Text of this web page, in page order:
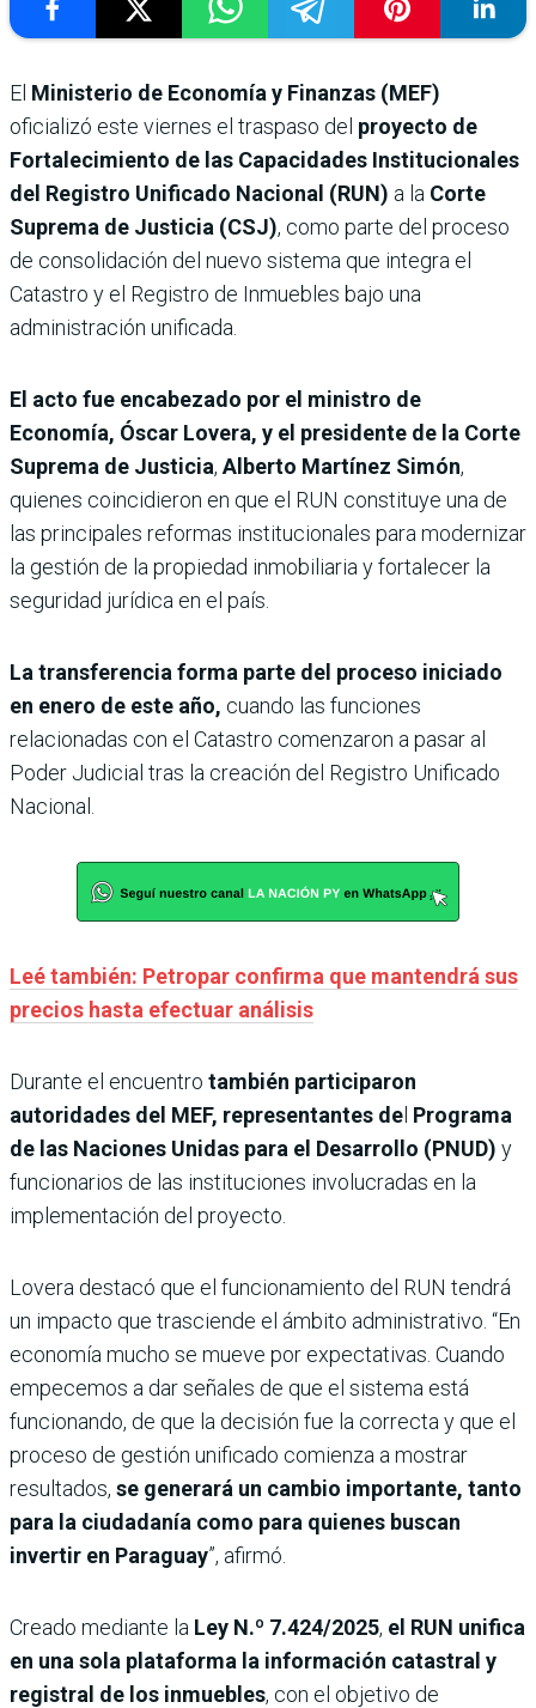
El Ministerio de Economía y Finanzas (MEF)
oficializó este viernes el traspaso del proyecto de
Fortalecimiento de las Capacidades Institucionales
del Registro Unificado Nacional (RUN) a la Corte
Suprema de Justicia (CSJ), como parte del proceso
de consolidación del nuevo sistema que integra el
Catastro y el Registro de Inmuebles bajo una
administración unificada.
El acto fue encabezado por el ministro de
Economía, Óscar Lovera, y el presidente de la Corte
Suprema de Justicia, Alberto Martínez Simón,
quienes coincidieron en que el RUN constituye una de
las principales reformas institucionales para modernizar
la gestión de la propiedad inmobiliaria y fortalecer la
seguridad jurídica en el país.
La transferencia forma parte del proceso iniciado
en enero de este año, cuando las funciones
relacionadas con el Catastro comenzaron a pasar al
Poder Judicial tras la creación del Registro Unificado
Nacional.
Leé también: Petropar confirma que mantendrá sus
precios hasta efectuar análisis
Durante el encuentro también participaron
autoridades del MEF, representantes de Programa
de las Naciones Unidas para el Desarrollo (PNUD) y
funcionarios de las instituciones involucradas en la
implementación del proyecto.
Lovera destacó que el funcionamiento del RUN tendrá
un impacto que trasciende el ámbito administrativo. “En
economía mucho se mueve por expectativas. Cuando
empecemos a dar señales de que el sistema está
funcionando, de que la decisión fue la correcta y que el
proceso de gestión unificado comienza a mostrar
resultados, se generará un cambio importante, tanto
para la ciudadanía como para quienes buscan
invertir en Paraguay”, afirmó.
Creado mediante la Ley N.º 7.424/2025, el RUN unifica
en una sola plataforma la información catastral y
registral de los inmuebles, con el objetivo de